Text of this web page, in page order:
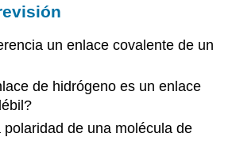
un enlace covalente de un
de hidrógeno es un enlace
polaridad de una molécula de